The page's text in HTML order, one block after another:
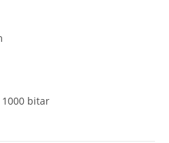
1000 bitar